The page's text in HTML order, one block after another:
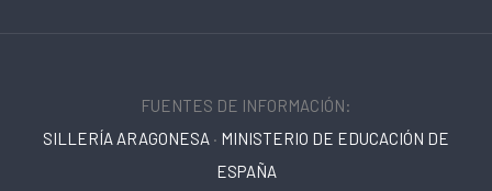
FUENTES DE INFORMACIÓN:
SILLERÍA ARAGONESA · MINISTERIO DE EDUCACIÓN DE
ESPAÑA